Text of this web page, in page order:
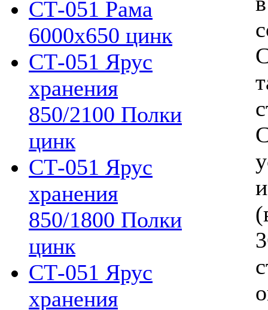
СТ-051 Рама
6000х650 цинк
СТ-051 Ярус
хранения
850/2100 Полки
цинк
СТ-051 Ярус
хранения
850/1800 Полки
цинк
СТ-051 Ярус
хранения